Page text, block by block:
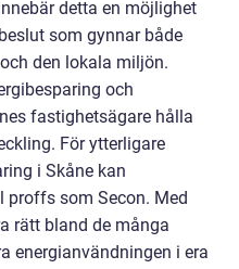
detta en möjlighet
som gynnar både
den lokala miljön.
och
fastighetsägare hålla
För ytterligare
i Skåne kan
som Secon. Med
rätt bland de många
energianvändningen i era